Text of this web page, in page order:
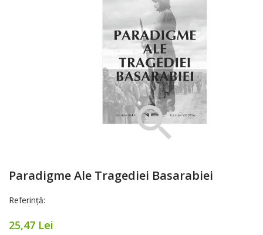

Paradigme Ale Tragediei Basarabiei
Referință:
25,47 Lei